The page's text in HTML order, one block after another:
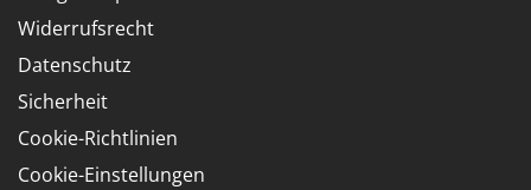
Widerrufsrecht
Datenschutz
Sicherheit
Cookie-Richtlinien
Cookie-Einstellungen